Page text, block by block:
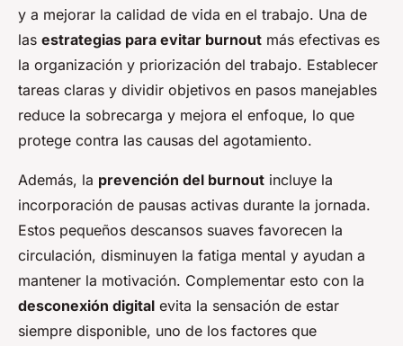
y a mejorar la calidad de vida en el trabajo. Una de
las estrategias para evitar burnout más efectivas es
la organización y priorización del trabajo. Establecer
tareas claras y dividir objetivos en pasos manejables
reduce la sobrecarga y mejora el enfoque, lo que
protege contra las causas del agotamiento.
Además, la prevención del burnout incluye la
incorporación de pausas activas durante la jornada.
Estos pequeños descansos suaves favorecen la
circulación, disminuyen la fatiga mental y ayudan a
mantener la motivación. Complementar esto con la
desconexión digital evita la sensación de estar
siempre disponible, uno de los factores que